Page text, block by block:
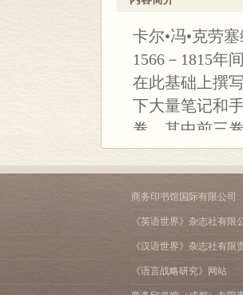
卡尔•冯•克劳
1566－1815年
在此基础上撰
下大量笔记和
卷。其中前三
战史进行了记
应，形成一个
《战争论全集
古斯塔夫•阿道
佛兰德战局概
特农夫人致于
法。此次是本
商务印书馆国际有限公司
《英语世界》杂志社有限
《汉语世界》杂志社有限
《语言战略研究》网站